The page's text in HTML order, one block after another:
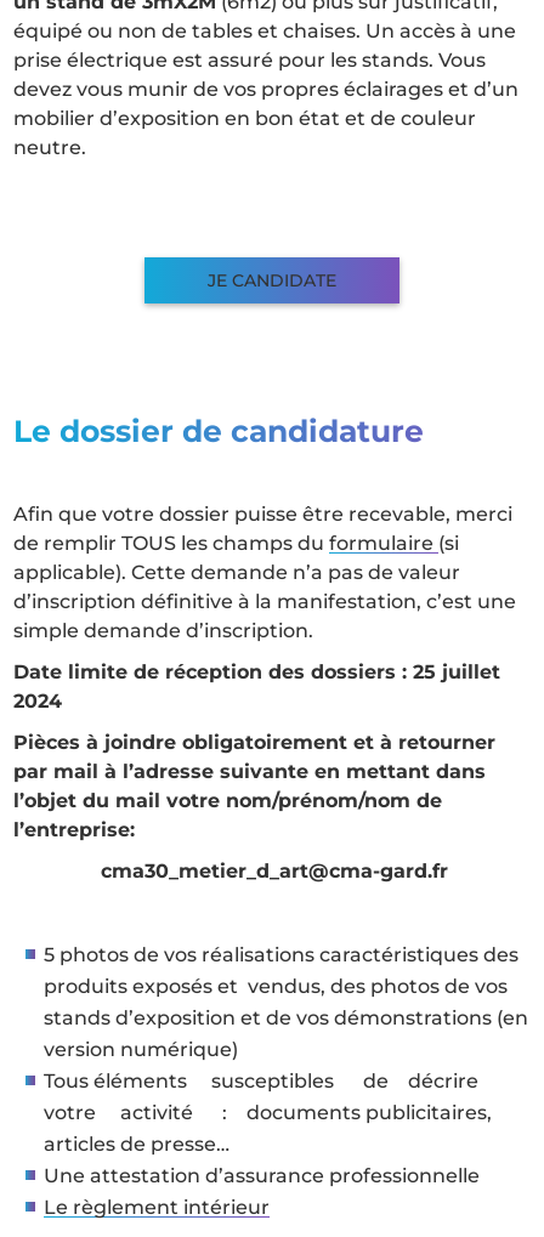
équipé ou non de tables et chaises. Un accès à une
prise électrique est assuré pour les stands. Vous
devez vous munir de vos propres éclairages et d’un
mobilier d’exposition en bon état et de couleur
neutre.
JE CANDIDATE
Le dossier de candidature
Afin que votre dossier puisse être recevable, merci
de remplir TOUS les champs duformulaire (si
applicable). Cette demande n’a pas de valeur
d’inscription définitive à la manifestation, c’est une
simple demande d’inscription.
Date limite de réception des dossiers : 25 juillet
2024
Pièces à joindre obligatoirement et à retourner
par mail à l’adresse suivante en mettant dans
l’objet du mail votre nom/prénom/nom de
l’entreprise:
cma30_metier_d_art@cma-gard.fr
5 photos de vos réalisations caractéristiques des
produits exposés et vendus, des photos de vos
stands d’exposition et de vos démonstrations (en
version numérique)
Tous éléments susceptibles de décrire
votre activité : documents publicitaires,
articles de presse…
Une attestation d’assurance professionnelle
Le règlement intérieur